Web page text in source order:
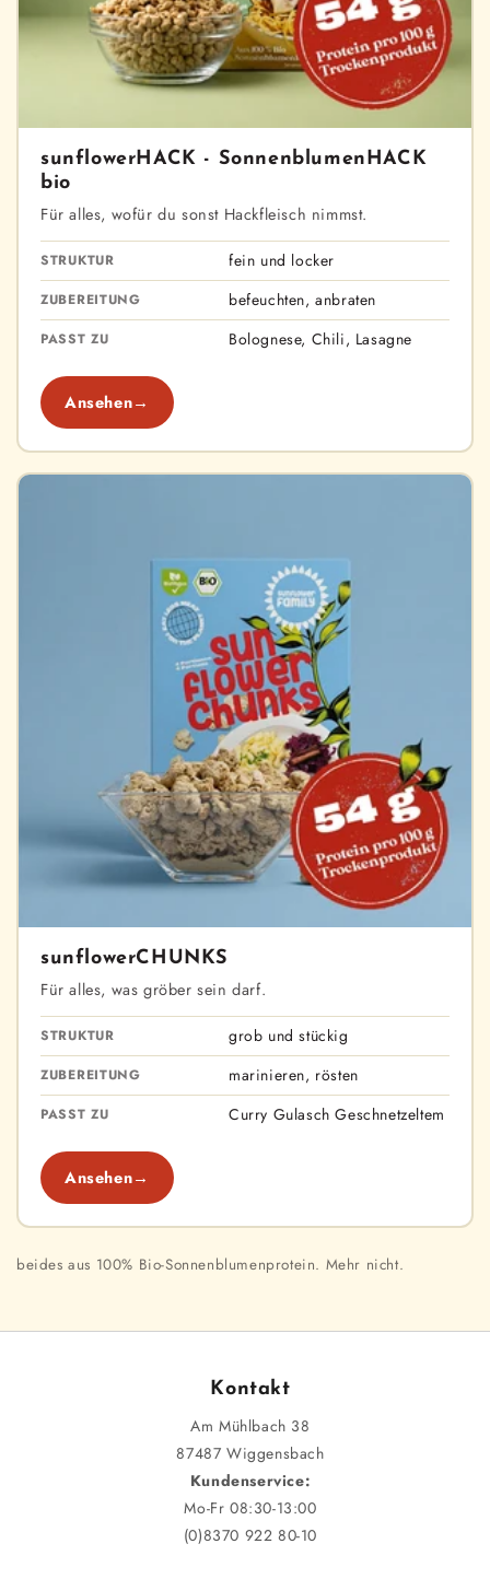
sunflowerHACK - Sonnen­blumen­HACK
bio
Für alles, wofür du sonst Hackfleisch nimmst.
STRUKTUR fein und locker
ZUBEREITUNG befeuchten, anbraten
PASST ZU Bolognese, Chili, Lasagne
Ansehen→
sunflowerCHUNKS
Für alles, was gröber sein darf.
STRUKTUR grob und stückig
ZUBEREITUNG marinieren, rösten
PASST ZU Curry Gulasch Geschnetzeltem
Ansehen→
beides aus 100% Bio-Sonnenblumenprotein. Mehr nicht.
Kontakt
Am Mühlbach 38
87487 Wiggensbach
Kundenservice:
Mo-Fr 08:30-13:00
(0)8370 922 80-10